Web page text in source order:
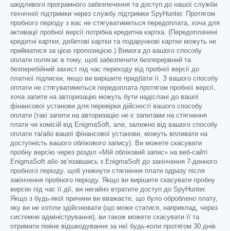
шкідливого програмного забезпечення та доступ до нашої служби
технічної підтримки через службу підтримки SpyHunter. Протягом
пробного періоду з вас не стягуватиметься передоплата, хоча для
активації пробної версії потрібна кредитна картка. (Передоплачені
кредитні картки, дебетові картки та подарункові картки можуть не
прийматися за цією пропозицією.) Вимога до вашого способу
оплати полягає в тому, щоб забезпечити безперервний та
безперебійний захист під час переходу від пробної версії до
платної підписки, якщо ви вирішите придбати її. З вашого способу
оплати не стягуватиметься передоплата протягом пробної версії,
хоча запити на авторизацію можуть бути надіслані до вашої
фінансової установи для перевірки дійсності вашого способу
оплати (такі запити на авторизацію не є запитами на стягнення
плати чи комісій від EnigmaSoft, але, залежно від вашого способу
оплати та/або вашої фінансової установи, можуть впливати на
доступність вашого облікового запису). Ви можете скасувати
пробну версію через розділ «Мій обліковий запис» на веб-сайті
EnigmaSoft або зв’язавшись з EnigmaSoft до закінчення 7-денного
пробного періоду, щоб уникнути стягнення плати одразу після
закінчення пробного періоду. Якщо ви вирішите скасувати пробну
версію під час її дії, ви негайно втратите доступ до SpyHunter.
Якщо з будь-якої причини ви вважаєте, що було оброблено плату,
яку ви не хотіли здійснювати (що може статися, наприклад, через
системне адміністрування), ви також можете скасувати її та
отримати повне відшкодування за неї будь-коли протягом 30 днів